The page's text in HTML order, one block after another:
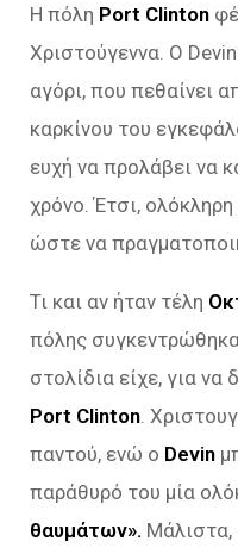
Η πόλη Port Clinton
Χριστούγεννα. Ο
αγόρι, που πεθαίνει
καρκίνου του
ευχή να προλάβει να
χρόνο. Έτσι,
ώστε να
Τι και αν ήταν τέλη
πόλης
στολίδια είχε, για να
Port Clinton .
παντού, ενώ ο Devin
παράθυρό του μία
θαυμάτων».